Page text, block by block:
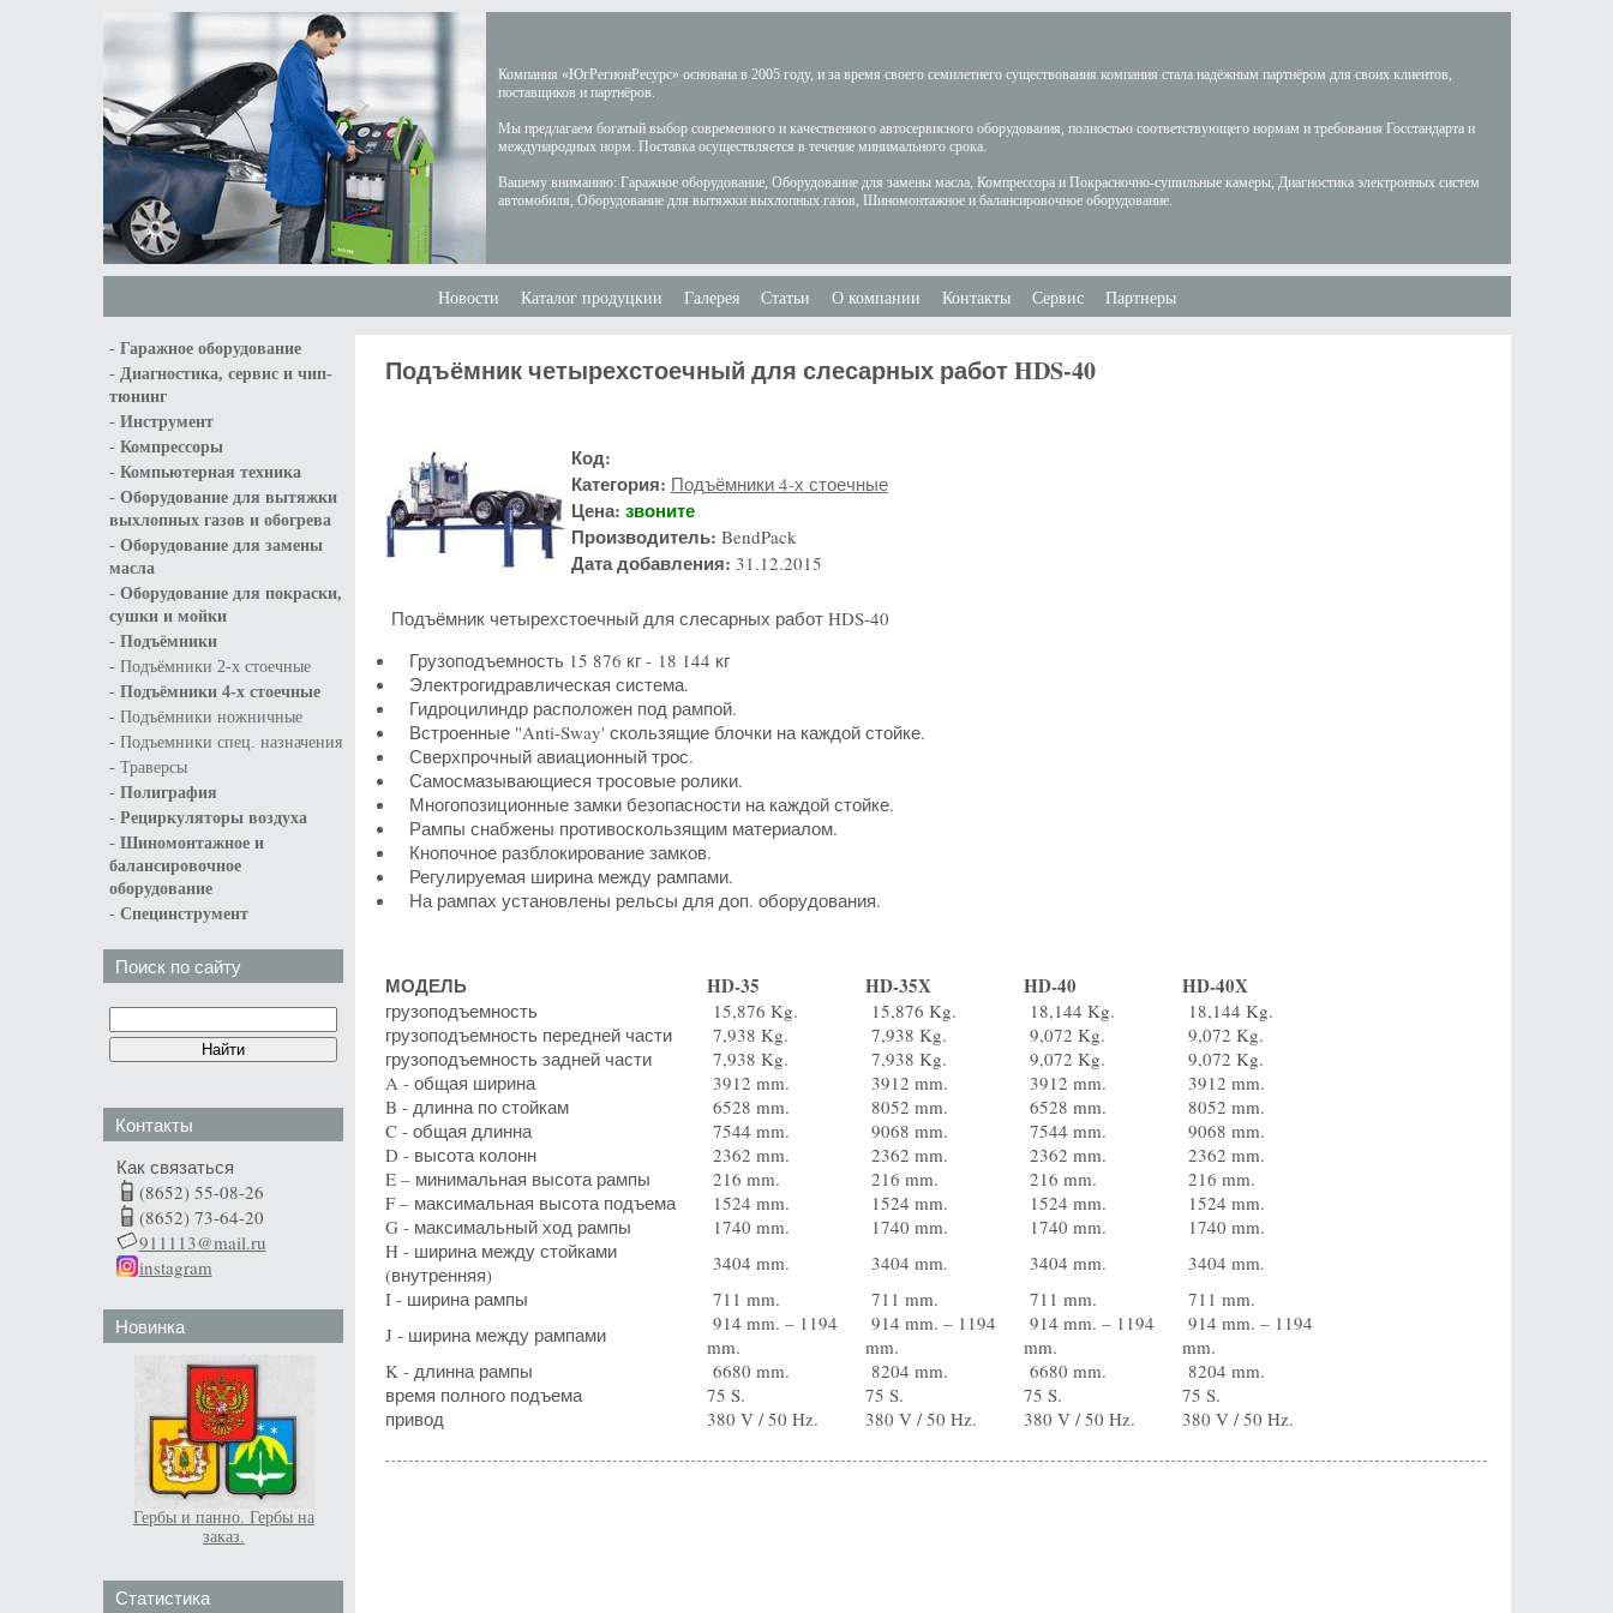
Компания «ЮгРегионРесурс» основана в 2005 году, и за время своего семилетнего существования компания стала надёжным партнёром для своих клиентов,
поставщиков и партнёров.
Мы предлагаем богатый выбор современного и качественного автосервисного оборудования, полностью соответствующего нормам и требования Госстандарта и
международных норм. Поставка осуществляется в течение минимального срока.
Вашему вниманию: Гаражное оборудование, Оборудование для замены масла, Компрессора и Покрасночно-сушильные камеры, Диагностика электронных систем
автомобиля, Оборудование для вытяжки выхлопных газов, Шиномонтажное и балансировочное оборудование.
Новости Каталог продуцкии Галерея Статьи О компании Контакты Сервис Партнеры
- Гаражное оборудование
- Диагностика, сервис и чип-
тюнинг
- Инструмент
- Компрессоры
- Компьютерная техника
- Оборудование для вытяжки
выхлопных газов и обогрева
- Оборудование для замены
масла
- Оборудование для покраски,
сушки и мойки
- Подъёмники
- Подъёмники 2-х стоечные
- Подъёмники 4-х стоечные
- Подъёмники ножничные
- Подъемники спец. назначения
- Траверсы
- Полиграфия
- Рециркуляторы воздуха
- Шиномонтажное и
балансировочное
оборудование
- Специнструмент
Поиск по сайту
Контакты
Как связаться
(8652) 55-08-26
(8652) 73-64-20
911113@mail.ru
instagram
Новинка
Гербы и панно. Гербы на
заказ.
Статистика
Подъёмник четырехстоечный для слесарных работ HDS-40
Код:
Категория: Подъёмники 4-х стоечные
Цена: звоните
Производитель: BendPack
Дата добавления: 31.12.2015
Подъёмник четырехстоечный для слесарных работ HDS-40
Грузоподъемность 15 876 кг - 18 144 кг
Электрогидравлическая система.
Гидроцилиндр расположен под рампой.
Встроенные "Anti-Sway' скользящие блочки на каждой стойке.
Сверхпрочный авиационный трос.
Самосмазывающиеся тросовые ролики.
Многопозиционные замки безопасности на каждой стойке.
Рампы снабжены противоскользящим материалом.
Кнопочное разблокирование замков.
Регулируемая ширина между рампами.
На рампах установлены рельсы для доп. оборудования.
МОДЕЛЬ HD-35 HD-35X HD-40 HD-40X
грузоподъемность 15,876 Kg. 15,876 Kg. 18,144 Kg.
18,144 Kg.
грузоподъемность передней части
7,938 Kg. 7,938 Kg. 9,072 Kg.
9,072 Kg.
грузоподъемность задней части
7,938 Kg. 7,938 Kg. 9,072 Kg.
9,072 Kg.
A - общая ширина
3912 mm. 3912 mm. 3912 mm.
3912 mm.
B - длинна по стойкам
6528 mm. 8052 mm. 6528 mm.
8052 mm.
C - общая длинна
7544 mm. 9068 mm. 7544 mm.
9068 mm.
D - высота колонн
2362 mm. 2362 mm. 2362 mm.
2362 mm.
E – минимальная высота рампы
216 mm. 216 mm. 216 mm.
216 mm.
F – максимальная высота подъема
1524 mm. 1524 mm. 1524 mm.
1524 mm.
G - максимальный ход рампы
1740 mm. 1740 mm. 1740 mm.
1740 mm.
H - ширина между стойками
(внутренняя)
3404 mm. 3404 mm. 3404 mm.
3404 mm.
I - ширина рампы
711 mm. 711 mm. 711 mm.
711 mm.
J - ширина между рампами
914 mm. – 1194
mm.
914 mm. – 1194
mm.
914 mm. – 1194
mm.
914 mm. – 1194
mm.
K - длинна рампы
6680 mm. 8204 mm. 6680 mm.
8204 mm.
время полного подъема
75 S. 75 S. 75 S.
75 S.
привод
380 V / 50 Hz. 380 V / 50 Hz. 380 V / 50 Hz. 380 V / 50 Hz.